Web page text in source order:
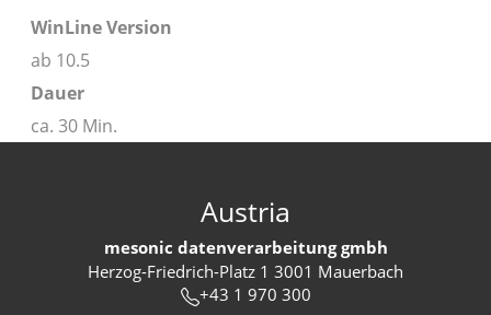
WinLine Version
ab 10.5
Dauer
ca. 30 Min.
Austria
mesonic datenverarbeitung gmbh
Herzog-Friedrich-Platz 1 3001 Mauerbach
+43 1 970 300